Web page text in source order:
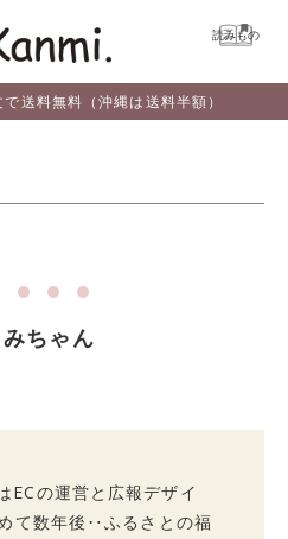
読みもの
送料無料（沖縄は送料半額）
ちゃん
ECの運営と広報デザイ
て数年後‥ふるさとの福